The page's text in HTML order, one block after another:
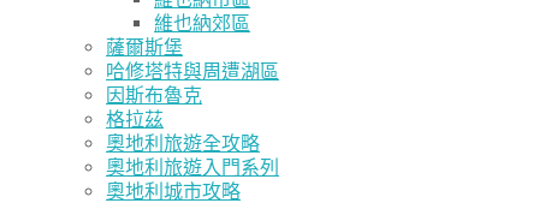
維也納郊區
薩爾斯堡
哈修塔特與周遭湖區
因斯布魯克
格拉茲
奧地利旅遊全攻略
奧地利旅遊入門系列
奧地利城市攻略